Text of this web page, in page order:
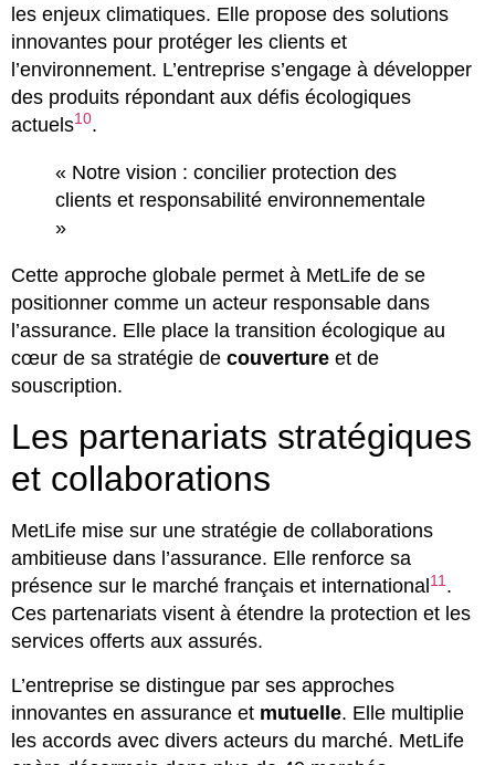
les enjeux climatiques. Elle propose des solutions
innovantes pour protéger les clients et
l’environnement. L’entreprise s’engage à développer
des produits répondant aux défis écologiques
actuels10.
« Notre vision : concilier protection des
clients et responsabilité environnementale
»
Cette approche globale permet à MetLife de se
positionner comme un acteur responsable dans
l’assurance. Elle place la transition écologique au
cœur de sa stratégie de couverture et de
souscription.
Les partenariats stratégiques
et collaborations
MetLife mise sur une stratégie de collaborations
ambitieuse dans l’assurance. Elle renforce sa
présence sur le marché français et international 11 .
Ces partenariats visent à étendre la protection et les
services offerts aux assurés.
L’entreprise se distingue par ses approches
innovantes en assurance et mutuelle. Elle multiplie
les accords avec divers acteurs du marché. MetLife